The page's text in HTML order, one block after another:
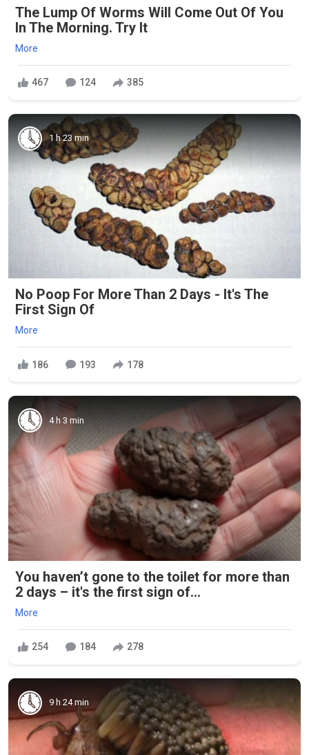
The Lump Of Worms Will Come Out Of You
In The Morning. Try It
More
467 124 385
1 h 23 min
No Poop For More Than 2 Days - It's The
First Sign Of
More
186 193 178
4 h 3 min
You haven’t gone to the toilet for more than
2 days – it's the first sign of...
More
254 184 278
9 h 24 min